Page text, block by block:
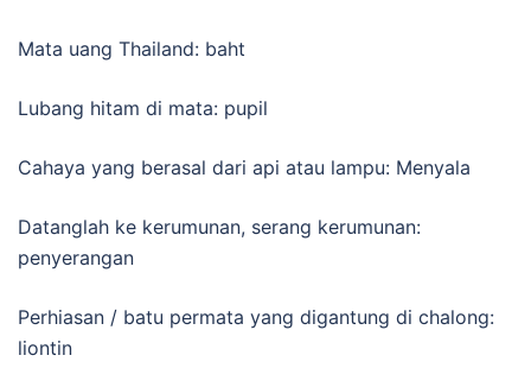
Mata uang Thailand: baht
Lubang hitam di mata: pupil
Cahaya yang berasal dari api atau lampu: Menyala
Datanglah ke kerumunan, serang kerumunan:
penyerangan
Perhiasan / batu permata yang digantung di chalong:
liontin